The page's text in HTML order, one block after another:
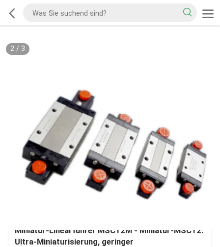
2/ 3
Miniatur-Linearführer MSC12M - Miniatur-MSC12:
Ultra-Miniaturisierung, geringer